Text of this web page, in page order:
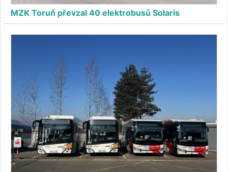
MZK Toruň převzal 40 elektrobusů Solaris